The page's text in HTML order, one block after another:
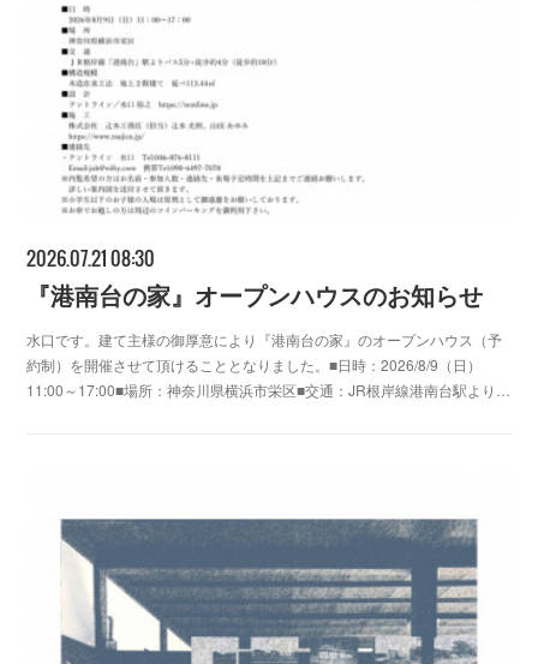
2026.07.21 08:30
『港南台の家』オープンハウスのお知らせ
水口です。建て主様の御厚意により『港南台の家』のオープンハウス（予
約制）を開催させて頂けることとなりました。■日時：2026/8/9（日）
11:00～17:00■場所：神奈川県横浜市栄区■交通：JR根岸線港南台駅より…